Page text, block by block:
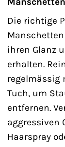
Die richtige
ihren Glanz
erhalten.
regelmässig
Tuch, um
entfernen.
aggressiven
Haarspray